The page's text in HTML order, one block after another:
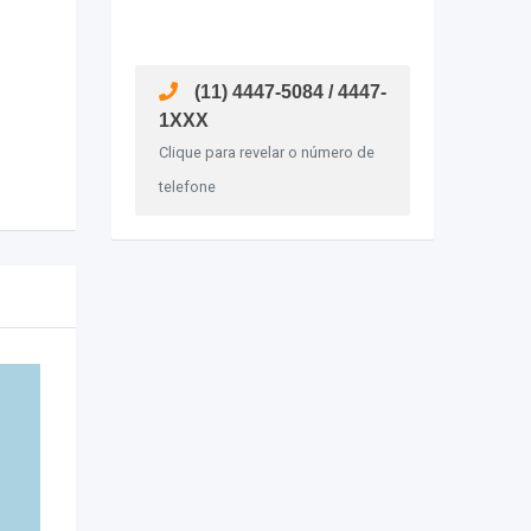
(11) 4447-5084 / 4447-
1XXX
Clique para revelar o número de
telefone